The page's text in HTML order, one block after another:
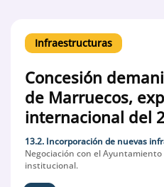
Infraestructuras
Concesión
de Marruecos,
internacional del
13.2. Incorporación de nuevas
Negociación con el
institucional.